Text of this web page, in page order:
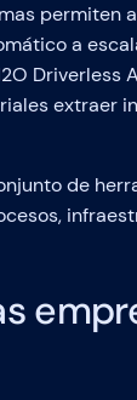
permiten
a
Driverless
extraer
de